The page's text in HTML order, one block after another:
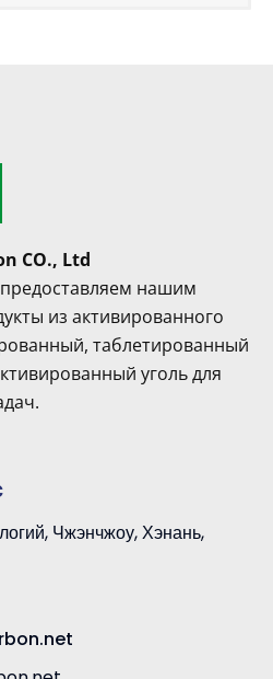
CO., Ltd
нашим
из активированного
таблетированный
уголь для
Чжэнчжоу, Хэнань,